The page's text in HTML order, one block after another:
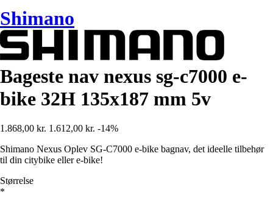
Shimano
Bageste nav nexus sg-c7000 e-
bike 32H 135x187 mm 5v
1.868,00 kr. 1.612,00 kr. -14%
Shimano Nexus Oplev SG-C7000 e-bike bagnav, det ideelle tilbehør
til din citybike eller e-bike!
Størrelse
*